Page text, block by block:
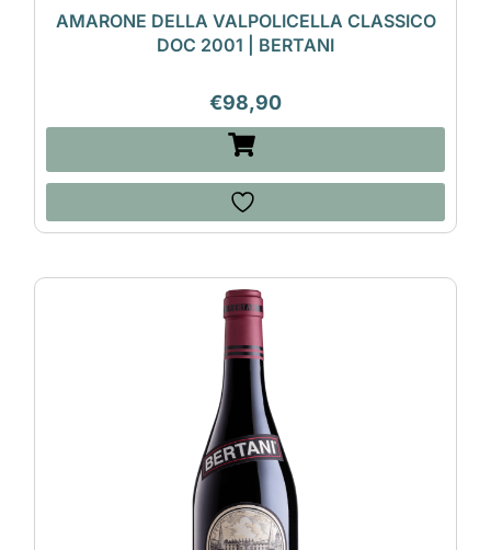
AMARONE DELLA VALPOLICELLA CLASSICO
DOC 2001 | BERTANI
€98,90